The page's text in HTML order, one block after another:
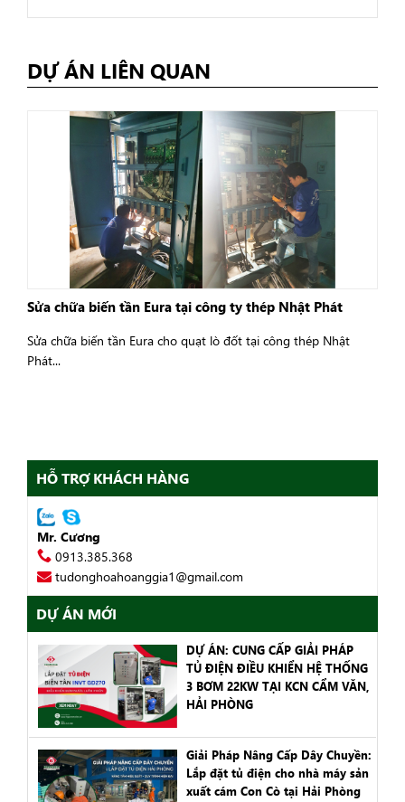
DỰ ÁN LIÊN QUAN
Sửa chữa biến tần Eura tại công ty thép Nhật Phát
Sửa chữa biến tần Eura cho quạt lò đốt tại công thép Nhật
Phát...
HỖ TRỢ KHÁCH HÀNG
Mr. Cương
0913.385.368
tudonghoahoanggia1@gmail.com
DỰ ÁN MỚI
DỰ ÁN: CUNG CẤP GIẢI PHÁP
TỦ ĐIỆN ĐIỀU KHIỂN HỆ THỐNG
3 BƠM 22KW TẠI KCN CẨM VĂN,
HẢI PHÒNG
Giải Pháp Nâng Cấp Dây Chuyền:
Lắp đặt tủ điện cho nhà máy sản
xuất cám Con Cò tại Hải Phòng